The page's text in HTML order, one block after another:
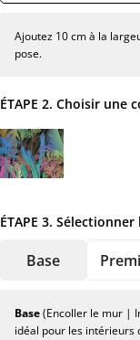
Ajoutez 10 cm à la
pose.
ÉTAPE 2. Choisir une
ÉTAPE 3.
Base
Base(Encoller le mur |
idéal pour les intérieurs